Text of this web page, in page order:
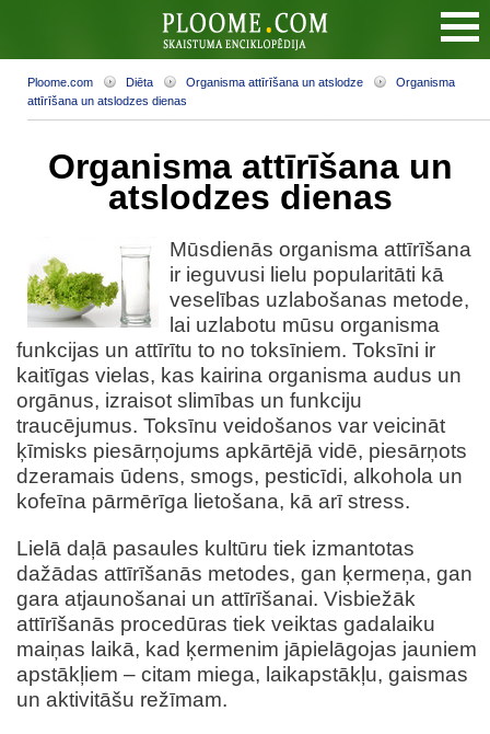
Ploome.com Diēta Organisma attīrīšana un atslodze
Organisma
attīrīšana un atslodzes dienas
Organisma attīrīšana un
atslodzes dienas
Mūsdienās organisma attīrīšana
ir ieguvusi lielu popularitāti kā
veselības uzlabošanas metode,
lai uzlabotu mūsu organisma
funkcijas un attīrītu to no toksīniem. Toksīni ir
kaitīgas vielas, kas kairina organisma audus un
orgānus, izraisot slimības un funkciju
traucējumus. Toksīnu veidošanos var veicināt
ķīmisks piesārņojums apkārtējā vidē, piesārņots
dzeramais ūdens, smogs, pesticīdi, alkohola un
kofeīna pārmērīga lietošana, kā arī stress.
Lielā daļā pasaules kultūru tiek izmantotas
dažādas attīrīšanās metodes, gan ķermeņa, gan
gara atjaunošanai un attīrīšanai. Visbiežāk
attīrīšanās procedūras tiek veiktas gadalaiku
maiņas laikā, kad ķermenim jāpielāgojas jauniem
apstākļiem – citam miega, laikapstākļu, gaismas
un aktivitāšu režīmam.